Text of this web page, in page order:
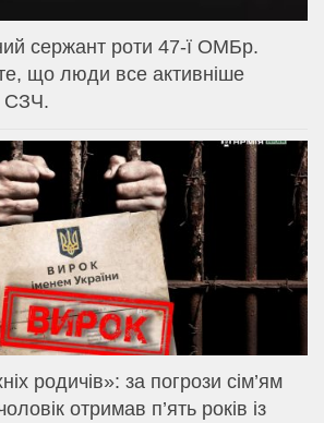
сержант роти 47-ї ОМБр.
що люди все активніше
СЗЧ.
родичів»: за погрози сім’ям
отримав п’ять років із